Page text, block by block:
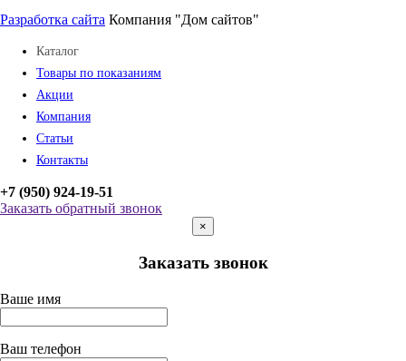
Разработка сайта Компания "Дом сайтов"
Каталог
Товары по показаниям
Акции
Компания
Статьи
Контакты
+7 (950) 924-19-51
Заказать обратный звонок
×
Заказать звонок
Ваше имя
Ваш телефон